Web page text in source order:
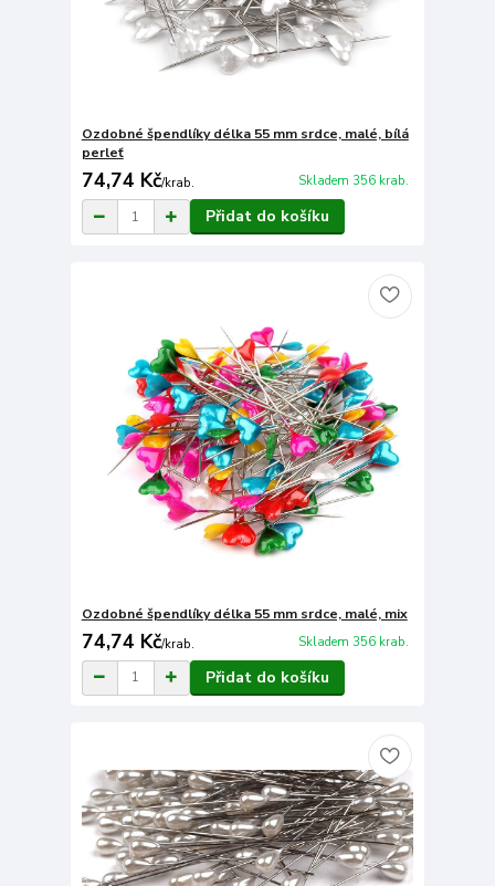
Ozdobné špendlíky délka 55 mm srdce, malé, bílá
perleť
74,74 Kč/krab. Skladem 356 krab.
Přidat do košíku
Ozdobné špendlíky délka 55 mm srdce, malé, mix
74,74 Kč/krab. Skladem 356 krab.
Přidat do košíku